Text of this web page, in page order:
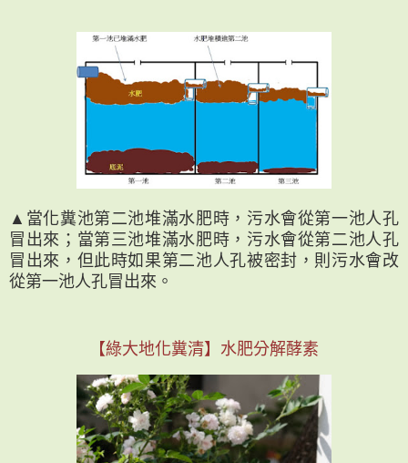
▲當化糞池第二池堆滿水肥時，污水會從第一池人孔
冒出來；當第三池堆滿水肥時，污水會從第二池人孔
冒出來，但此時如果第二池人孔被密封，則污水會改
從第一池人孔冒出來。
【綠大地化糞清】水肥分解酵素